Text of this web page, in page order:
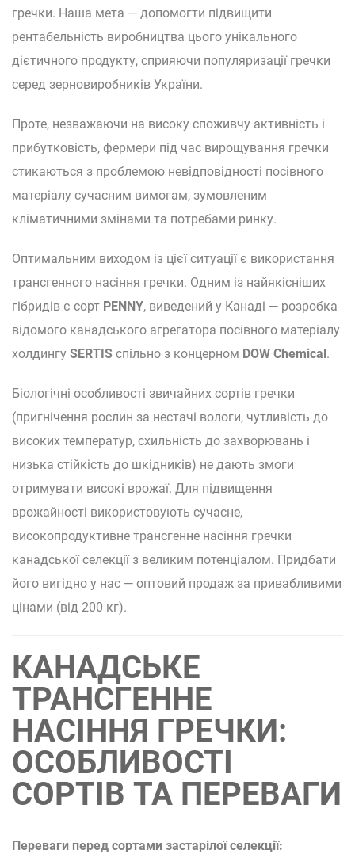
гречки. Наша мета — допомогти підвищити
рентабельність виробництва цього унікального
дієтичного продукту, сприяючи популяризації гречки
серед зерновиробників України.
Проте, незважаючи на високу споживчу активність і
прибутковість, фермери під час вирощування гречки
стикаються з проблемою невідповідності посівного
матеріалу сучасним вимогам, зумовленим
кліматичними змінами та потребами ринку.
Оптимальним виходом із цієї ситуації є використання
трансгенного насіння гречки. Одним із найякісніших
гібридів є сорт PENNY, виведений у Канаді — розробка
відомого канадського агрегатора посівного матеріалу
холдингу SERTIS спільно з концерном DOW Chemical.
Біологічні особливості звичайних сортів гречки
(пригнічення рослин за нестачі вологи, чутливість до
високих температур, схильність до захворювань і
низька стійкість до шкідників) не дають змоги
отримувати високі врожаї. Для підвищення
врожайності використовують сучасне,
високопродуктивне трансгенне насіння гречки
канадської селекції з великим потенціалом. Придбати
його вигідно у нас — оптовий продаж за привабливими
цінами (від 200 кг).
КАНАДСЬКЕ
ТРАНСГЕННЕ
НАСІННЯ ГРЕЧКИ:
ОСОБЛИВОСТІ
СОРТІВ ТА ПЕРЕВАГИ
Переваги перед сортами застарілої селекції: